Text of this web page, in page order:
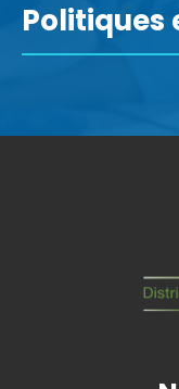
Politiques